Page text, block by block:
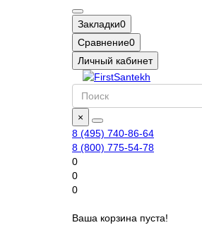
Закладки0
Сравнение0
Личный кабинет
×
8 (495) 740-86-64
8 (800) 775-54-78
0
0
0
Ваша корзина пуста!